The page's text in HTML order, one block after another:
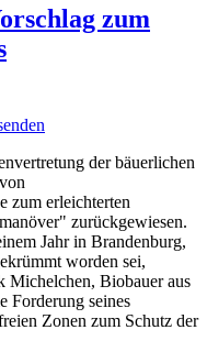
zum
der bäuerlichen
zum erleichterten
zurückgewiesen.
Jahr in Brandenburg,
worden sei,
Michelchen, Biobauer aus
Forderung seines
Zonen zum Schutz der